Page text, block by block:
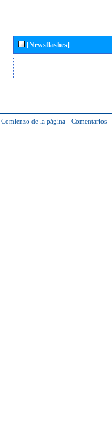
[Newsflashes]
Comienzo de la página - Comentarios -